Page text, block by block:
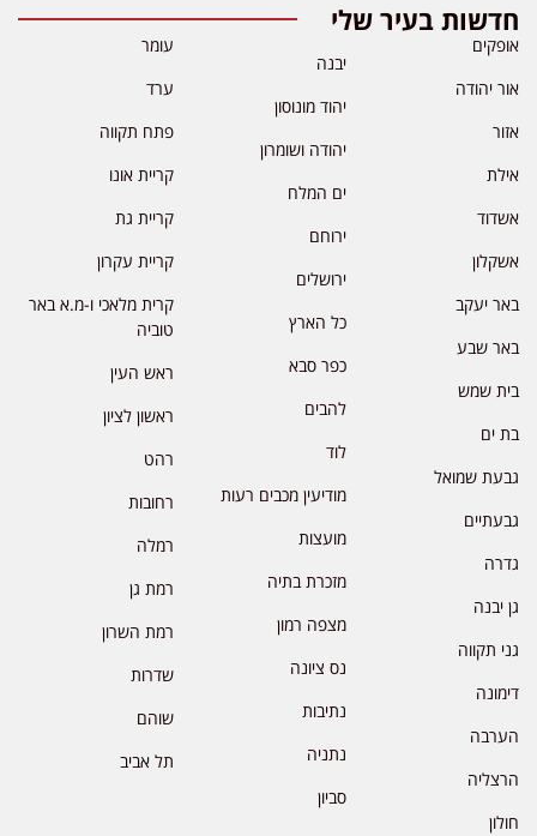
חדשות בעיר שלי
אופקים
אור יהודה
אזור
אילת
אשדוד
אשקלון
באר יעקב
באר שבע
בית שמש
בת ים
גבעת שמואל
גבעתיים
גדרה
גן יבנה
גני תקווה
דימונה
הערבה
הרצליה
חולון
יבנה
יהוד מונוסון
יהודה ושומרון
ים המלח
ירוחם
ירושלים
כל הארץ
כפר סבא
להבים
לוד
מודיעין מכבים רעות
מועצות
מזכרת בתיה
מצפה רמון
נס ציונה
נתיבות
נתניה
סביון
עומר
ערד
פתח תקווה
קריית אונו
קריית גת
קריית עקרון
קרית מלאכי ו-מ.א באר
טוביה
ראש העין
ראשון לציון
רהט
רחובות
רמלה
רמת גן
רמת השרון
שדרות
שוהם
תל אביב